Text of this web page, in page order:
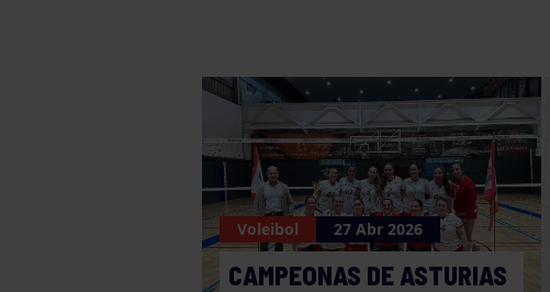
Voleibol 27 Abr 2026
CAMPEONAS DE ASTURIAS